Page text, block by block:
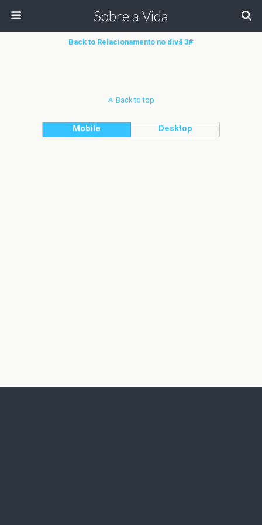
Sobre a Vida
Back to Relacionamento no divã 3#
Back to top
Mobile Desktop